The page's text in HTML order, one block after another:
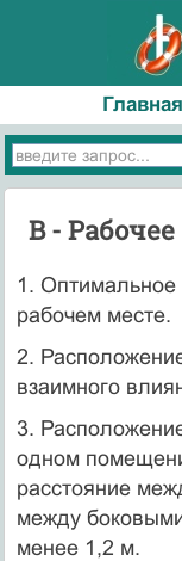
Главная
В -
1.
ра­бочем месте.
2.
взаимного
3.
одном
расстояние
между
менее 1,2 м.